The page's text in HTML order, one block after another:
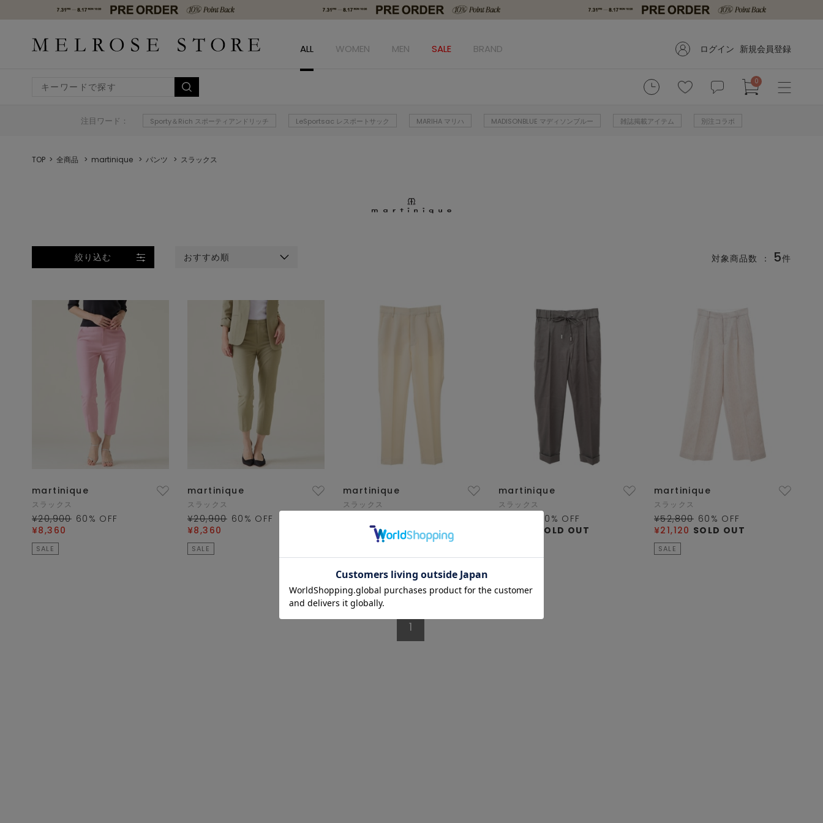
ALL WOMEN MEN SALE BRAND ログイン 新規会員登録
0
注目ワード： Sporty＆Rich スポーティアンドリッチ LeSportsac レスポートサック MARIHA マリハ MADISONBLUE マディソンブルー 雑誌掲載アイテム 別注コラボ
TOP 全商品 martinique パンツ スラックス
絞り込む おすすめ順 対象商品数 ： 5件
martinique
スラックス
¥20,900 60 % OFF
¥8,360
SALE
martinique
スラックス
¥20,900 60 % OFF
¥8,360
SALE
martinique
スラックス
¥29,700
martinique
スラックス
30 % OFF
SOLD OUT
martinique
スラックス
¥52,800 60 % OFF
¥21,120 SOLD OUT
SALE
1/1 ページ全5件
1